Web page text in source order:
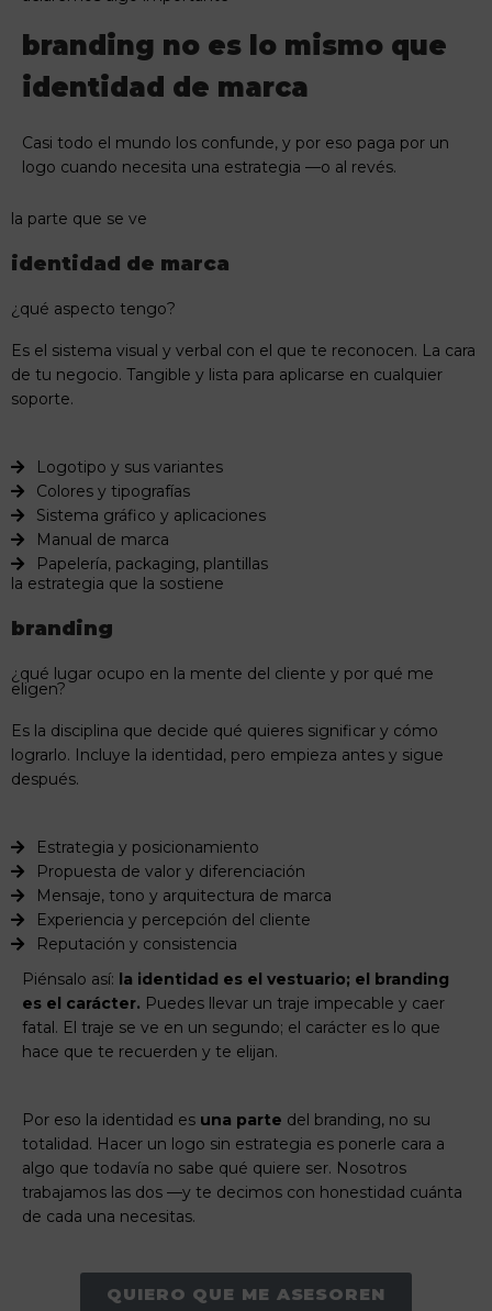
branding no es lo mismo que
identidad de marca
Casi todo el mundo los confunde, y por eso paga por un
logo cuando necesita una estrategia —o al revés.
la parte que se ve
identidad de marca
¿qué aspecto tengo?
Es el sistema visual y verbal con el que te reconocen. La cara
de tu negocio. Tangible y lista para aplicarse en cualquier
soporte.
Logotipo y sus variantes
Colores y tipografías
Sistema gráfico y aplicaciones
Manual de marca
Papelería, packaging, plantillas
la estrategia que la sostiene
branding
¿qué lugar ocupo en la mente del cliente y por qué me
eligen?
Es la disciplina que decide qué quieres significar y cómo
lograrlo. Incluye la identidad, pero empieza antes y sigue
después.
Estrategia y posicionamiento
Propuesta de valor y diferenciación
Mensaje, tono y arquitectura de marca
Experiencia y percepción del cliente
Reputación y consistencia
Piénsalo así: la identidad es el vestuario; el branding
es el carácter. Puedes llevar un traje impecable y caer
fatal. El traje se ve en un segundo; el carácter es lo que
hace que te recuerden y te elijan.
Por eso la identidad es una parte del branding, no su
totalidad. Hacer un logo sin estrategia es ponerle cara a
algo que todavía no sabe qué quiere ser. Nosotros
trabajamos las dos —y te decimos con honestidad cuánta
de cada una necesitas.
QUIERO QUE ME ASESOREN